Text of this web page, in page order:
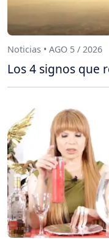
Noticias • AGO 5 / 2026
Los 4 signos que